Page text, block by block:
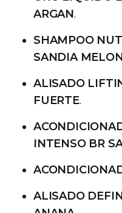
ARGAN.
SHAMPOO
SANDIA
ALISADO
FUERTE.
INTENSO BR
ALISADO